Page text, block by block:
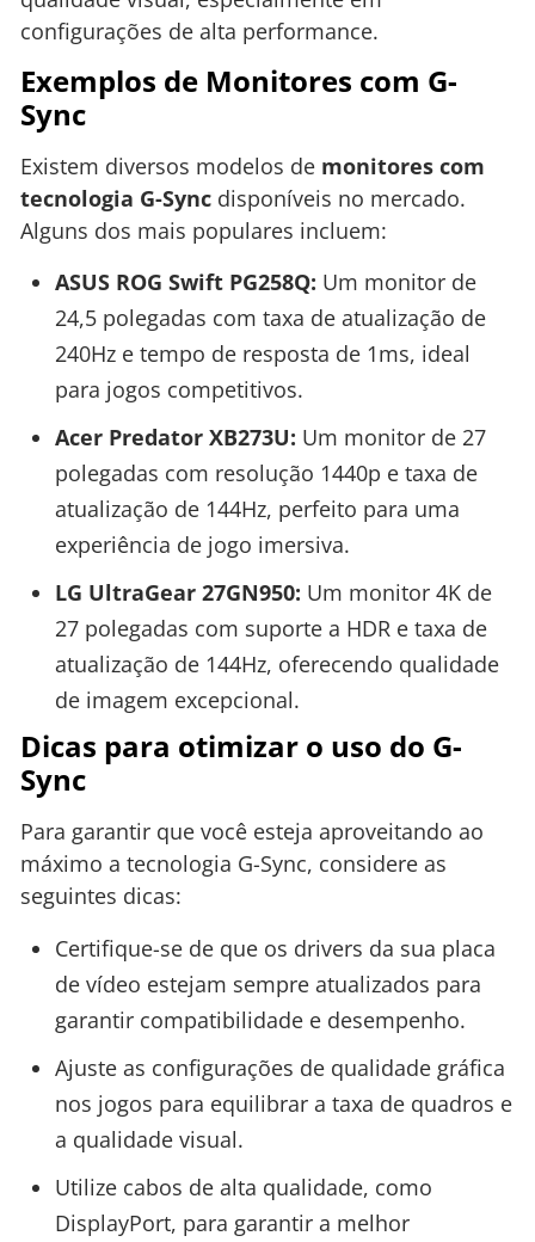
configurações de alta performance.
Exemplos de Monitores com G-
Sync
Existem diversos modelos de monitores com
tecnologia G-Sync disponíveis no mercado.
Alguns dos mais populares incluem:
ASUS ROG Swift PG258Q: Um monitor de
24,5 polegadas com taxa de atualização de
240Hz e tempo de resposta de 1ms, ideal
para jogos competitivos.
Acer Predator XB273U: Um monitor de 27
polegadas com resolução 1440p e taxa de
atualização de 144Hz, perfeito para uma
experiência de jogo imersiva.
LG UltraGear 27GN950: Um monitor 4K de
27 polegadas com suporte a HDR e taxa de
atualização de 144Hz, oferecendo qualidade
de imagem excepcional.
Dicas para otimizar o uso do G-
Sync
Para garantir que você esteja aproveitando ao
máximo a tecnologia G-Sync, considere as
seguintes dicas:
Certifique-se de que os drivers da sua placa
de vídeo estejam sempre atualizados para
garantir compatibilidade e desempenho.
Ajuste as configurações de qualidade gráfica
nos jogos para equilibrar a taxa de quadros e
a qualidade visual.
Utilize cabos de alta qualidade, como
DisplayPort, para garantir a melhor